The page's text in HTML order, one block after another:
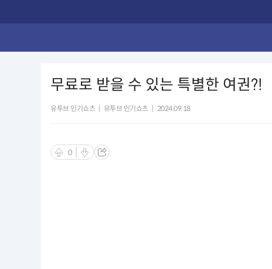
무료로 받을 수 있는 특별한 여권?!
유투브 인기쇼츠 유투브 인기쇼츠 2024.09.18
0